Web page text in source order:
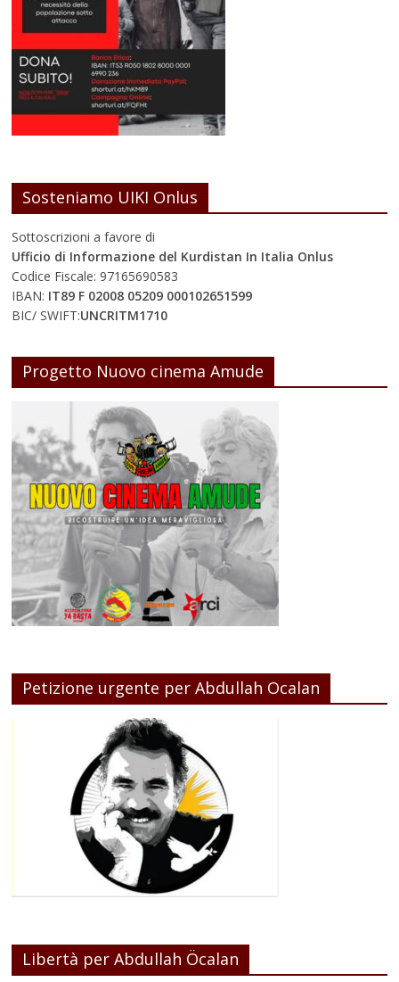
Sosteniamo UIKI Onlus
Sottoscrizioni a favore di
Ufficio di Informazione del Kurdistan In Italia Onlus
Codice Fiscale: 97165690583
IBAN: IT89 F 02008 05209 000102651599
BIC/ SWIFT:UNCRITM1710
Progetto Nuovo cinema Amude
Petizione urgente per Abdullah Ocalan
Libertà per Abdullah Öcalan